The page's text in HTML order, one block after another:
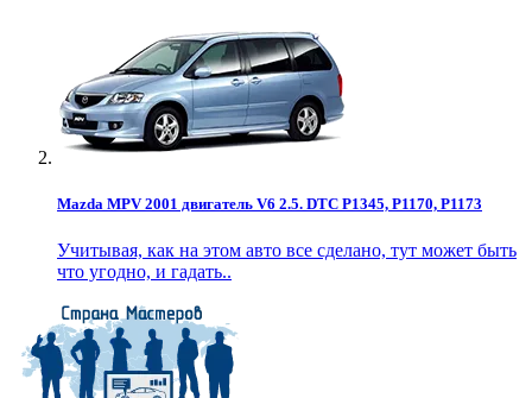
Mazda MPV 2001 двигатель V6 2.5. DTC P1345, P1170, P1173
Учитывая, как на этом авто все сделано, тут может быть
что угодно, и гадать..